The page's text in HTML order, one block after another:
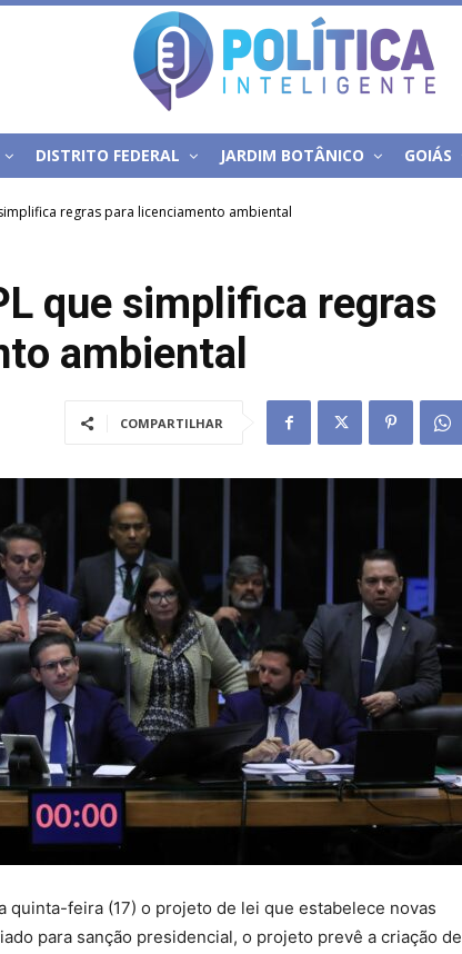
DISTRITO FEDERAL JARDIM BOTÂNICO GOIÁS
regras para licenciamento ambiental
que simplifica regras
ambiental
COMPARTILHAR
quinta-feira (17) o projeto de lei que estabelece novas
para sanção presidencial, o projeto prevê a criação de